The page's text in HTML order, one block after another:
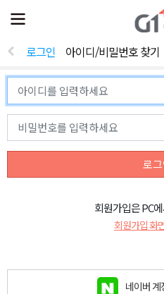
전
체
뉴
열
로그인 아이디/비밀번호 찾기
로
회원가입은 PC
회원가입 화
네이버 계